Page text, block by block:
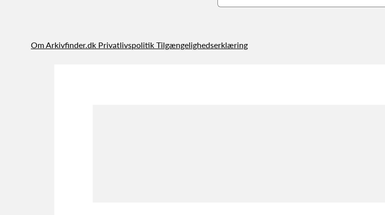
Om Arkivfinder.dk Privatlivspolitik Tilgængelighedserklæring